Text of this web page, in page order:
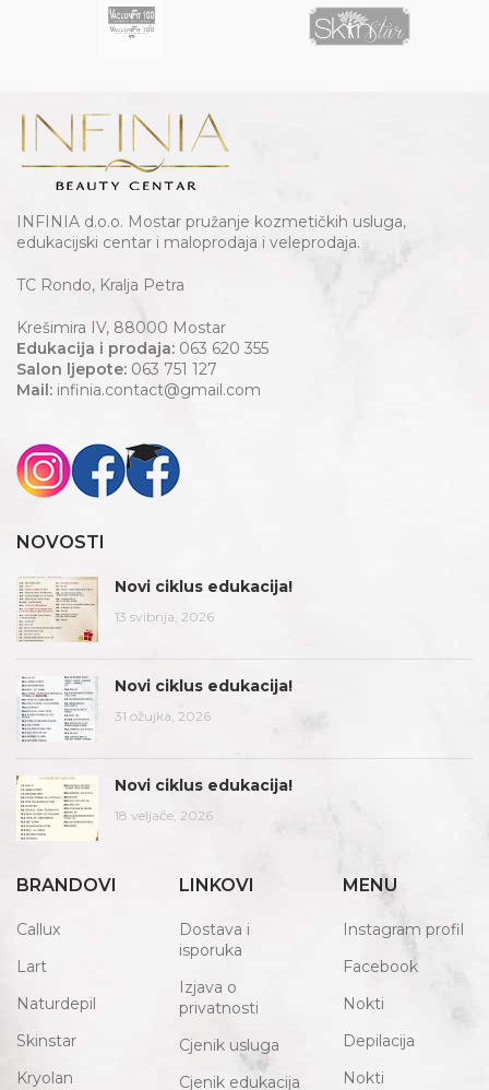
INFINIA d.o.o. Mostar pružanje kozmetičkih usluga,
edukacijski centar i maloprodaja i veleprodaja.
TC Rondo, Kralja Petra
Krešimira IV, 88000 Mostar
Edukacija i prodaja: 063 620 355
Salon ljepote: 063 751 127
Mail: infinia.contact@gmail.com
NOVOSTI
Novi ciklus edukacija!
13 svibnja, 2026
Novi ciklus edukacija!
31 ožujka, 2026
Novi ciklus edukacija!
18 veljače, 2026
BRANDOVI
Callux
Lart
Naturdepil
Skinstar
Kryolan
LINKOVI
Dostava i
isporuka
Izjava o
privatnosti
Cjenik usluga
Cjenik edukacija
MENU
Instagram profil
Facebook
Nokti
Depilacija
Nokti